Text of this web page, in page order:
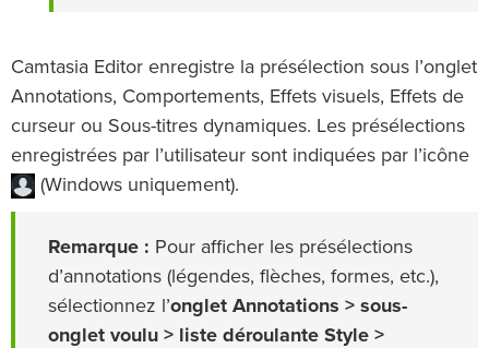
Camtasia Editor enregistre la présélection sous l’onglet
Annotations, Comportements, Effets visuels, Effets de
curseur ou Sous-titres dynamiques. Les présélections
enregistrées par l’utilisateur sont indiquées par l’icône
(Windows uniquement).
Remarque : Pour afficher les présélections
d’annotations (légendes, flèches, formes, etc.),
sélectionnez l’onglet Annotations > sous-
onglet voulu > liste déroulante Style >